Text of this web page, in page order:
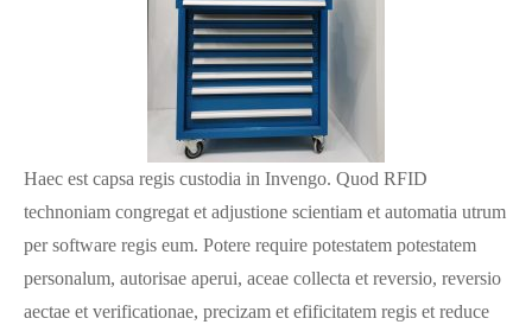
Haec est capsa regis custodia in Invengo. Quod RFID
technoniam congregat et adjustione scientiam et automatia utrum
per software regis eum. Potere require potestatem potestatem
personalum, autorisae aperui, aceae collecta et reversio, reversio
aectae et verificationae, precizam et efificitatem regis et reduce